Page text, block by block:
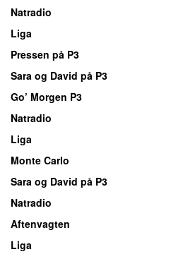
Natradio
Liga
Pressen på P3
Sara og David på P3
Go’ Morgen P3
Natradio
Liga
Monte Carlo
Sara og David på P3
Natradio
Aftenvagten
Liga